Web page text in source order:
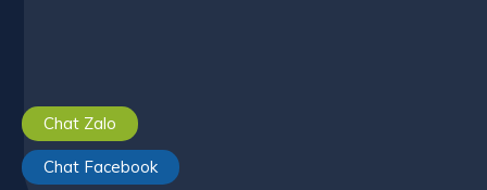
Chat Zalo
Chat Facebook